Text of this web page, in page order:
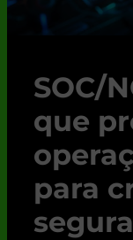
SOC/
que
para